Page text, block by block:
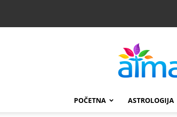
POČETNA ASTROLOGIJA